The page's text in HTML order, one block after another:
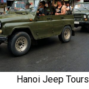
Hanoi Jeep Tours